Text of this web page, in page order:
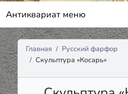
Антиквариат меню
Главная
Русский фарфор
Скульптура «Косарь»